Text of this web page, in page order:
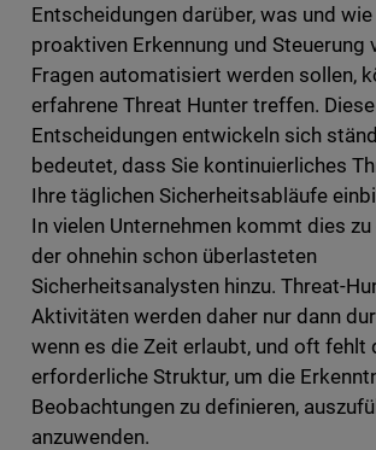
Entscheidungen darüber, was und
proaktiven Erkennung und Steuerung
Fragen automatisiert werden sollen,
erfahrene Threat Hunter treffen. Diese
Entscheidungen entwickeln sich
bedeutet, dass Sie kontinuierliches
Ihre täglichen Sicherheitsabläufe
In vielen Unternehmen kommt dies
der ohnehin schon überlasteten
Sicherheitsanalysten hinzu. Threat-
Aktivitäten werden daher nur dann
wenn es die Zeit erlaubt, und oft fehlt
erforderliche Struktur, um die
Beobachtungen zu definieren,
anzuwenden.